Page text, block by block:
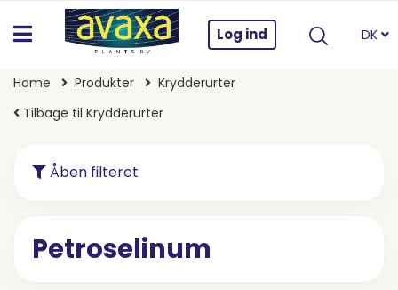
Log ind DK
Home Produkter
Krydderurter
Tilbage til Krydderurter
Åben filteret
Petroselinum